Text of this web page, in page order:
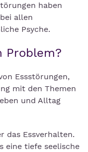
haben
allen
Psyche.
Problem?
Essstörungen,
mit den Themen
und Alltag
das Essverhalten.
eine tiefe seelische